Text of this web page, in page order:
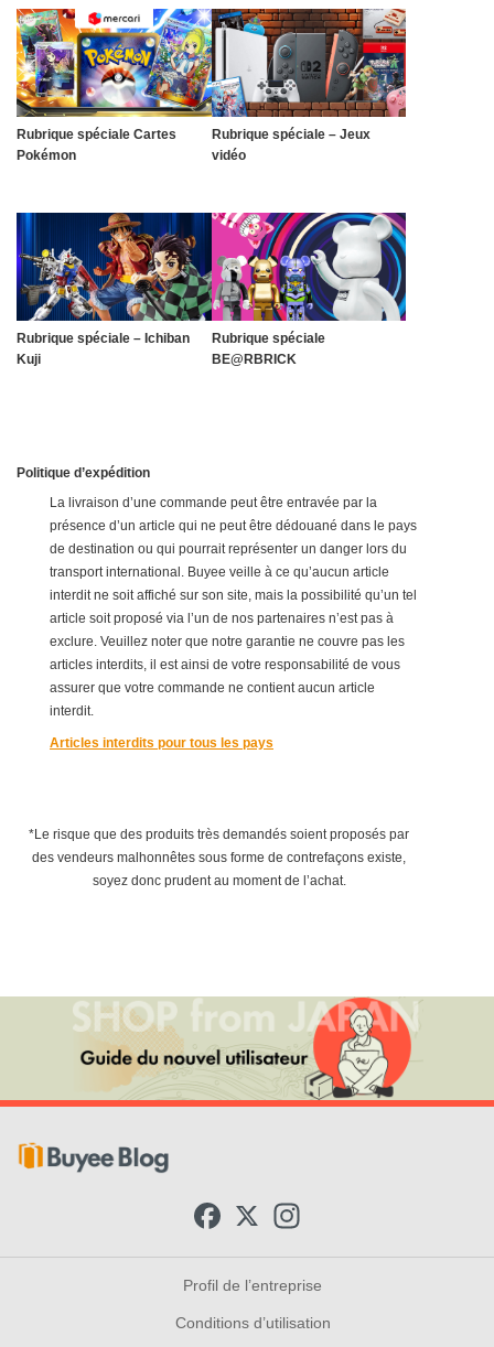
Rubrique spéciale Cartes
Pokémon
Rubrique spéciale – Jeux
vidéo
Rubrique spéciale – Ichiban
Kuji
Rubrique spéciale
BE@RBRICK
Politique d’expédition
La livraison d’une commande peut être entravée par la
présence d’un article qui ne peut être dédouané dans le pays
de destination ou qui pourrait représenter un danger lors du
transport international. Buyee veille à ce qu’aucun article
interdit ne soit affiché sur son site, mais la possibilité qu’un tel
article soit proposé via l’un de nos partenaires n’est pas à
exclure. Veuillez noter que notre garantie ne couvre pas les
articles interdits, il est ainsi de votre responsabilité de vous
assurer que votre commande ne contient aucun article
interdit.
Articles interdits pour tous les pays
*Le risque que des produits très demandés soient proposés par
des vendeurs malhonnêtes sous forme de contrefaçons existe,
soyez donc prudent au moment de l’achat.
e
b
o
k
X
t
g
a
Profil de l’entreprise
Conditions d’utilisation